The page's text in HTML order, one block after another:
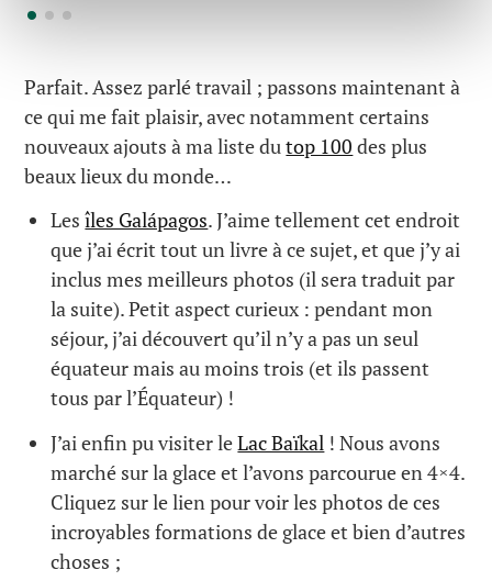
Parfait. Assez parlé travail ; passons maintenant à
ce qui me fait plaisir, avec notamment certains
nouveaux ajouts à ma liste dutop 100 des plus
beaux lieux du monde…
Lesîles Galápagos. J’aime tellement cet endroit
que j’ai écrit tout un livre à ce sujet, et que j’y ai
inclus mes meilleurs photos (il sera traduit par
la suite). Petit aspect curieux : pendant mon
séjour, j’ai découvert qu’il n’y a pas un seul
équateur mais au moins trois (et ils passent
tous par l’Équateur) !
J’ai enfin pu visiter leLac Baïkal ! Nous avons
marché sur la glace et l’avons parcourue en 4×4.
Cliquez sur le lien pour voir les photos de ces
incroyables formations de glace et bien d’autres
choses ;